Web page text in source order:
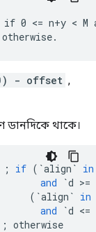
0 <= n+y < M
- offset ,
ডানদিকে থাকে।
; if ( `align` in
and
`d >=
( `align` in
and
`d <=
; otherwise